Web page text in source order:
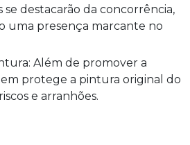
se destacarão da concorrência,
uma presença marcante no
protege a pintura original do
e arranhões.